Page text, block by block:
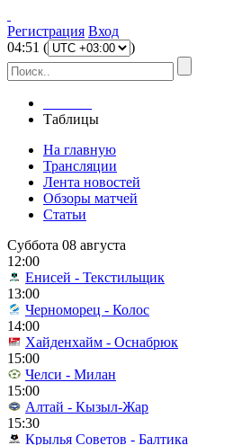
Регистрация Вход
04:51 ( )
Таблицы
На главную
Трансляции
Лента новостей
Обзоры матчей
Статьи
Суббота 08 августа
12:00
Енисей - Текстильщик
13:00
Черноморец - Колос
14:00
Хайденхайм - Оснабрюк
15:00
Челси - Милан
15:00
Алтай - Кызыл-Жар
15:30
Крылья Советов - Балтика